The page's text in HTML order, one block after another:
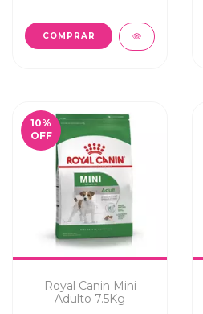
10%
OFF
Royal Canin Mini
Adulto 7.5Kg